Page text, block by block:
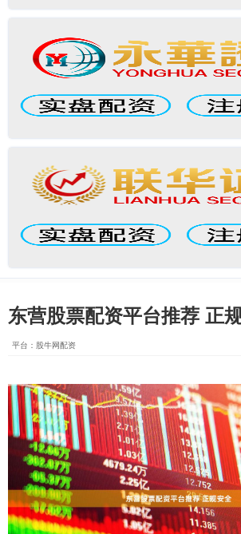
东营股票配资平台推荐 正
平台：股牛网配资